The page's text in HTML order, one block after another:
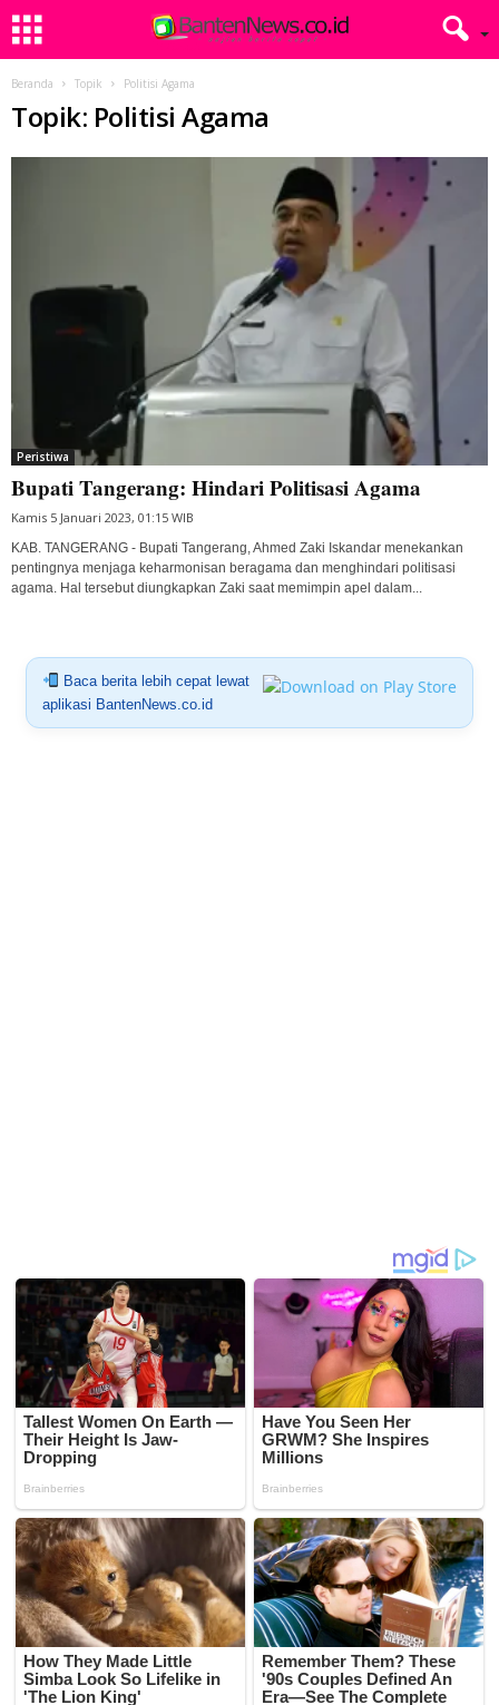
Beranda Topik Politisi Agama
Topik: Politisi Agama
Peristiwa
Bupati Tangerang: Hindari Politisasi Agama
Kamis 5 Januari 2023, 01:15 WIB
KAB. TANGERANG - Bupati Tangerang, Ahmed Zaki Iskandar menekankan
pentingnya menjaga keharmonisan beragama dan menghindari politisasi
agama. Hal tersebut diungkapkan Zaki saat memimpin apel dalam...
Baca berita lebih cepat lewat
aplikasi BantenNews.co.id